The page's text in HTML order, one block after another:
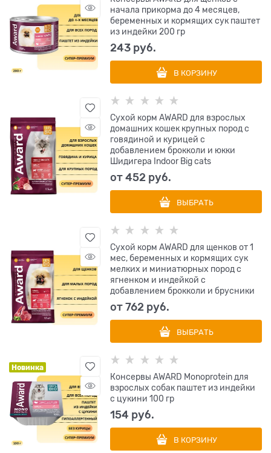
начала прикорма до 4 месяцев,
беременных и кормящих сук паштет
из индейки 200 гр
243 руб.
В КОРЗИНУ
Сухой корм AWARD для взрослых
домашних кошек крупных пород с
говядиной и курицей с
добавлением брокколи и юкки
Шидигера Indoor Big cats
от452 руб.
ВЫБРАТЬ
Сухой корм AWARD для щенков от 1
мес, беременных и кормящих сук
мелких и миниатюрных пород с
ягненком и индейкой с
добавлением брокколи и брусники
от762 руб.
ВЫБРАТЬ
Новинка
Консервы AWARD Monoprotein для
взрослых собак паштет из индейки
с цукини 100 гр
154 руб.
В КОРЗИНУ